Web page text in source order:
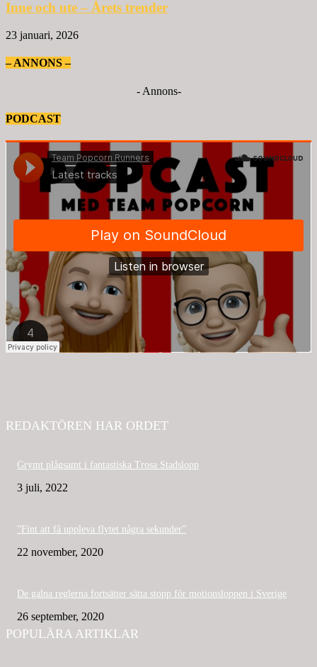
Inne och ute – Årets trender
23 januari, 2026
– ANNONS –
- Annons-
PODCAST
REDAKTÖREN HAR ORDET
Grymt plågsamt i fantastiska Trosa Stadslopp
3 juli, 2022
”Fint att få uppleva flytet några sekunder”
22 november, 2020
De galna reglerna fortsätter sätta stopp för motionsloppen i Sverige
26 september, 2020
POPULÄRA ARTIKLAR